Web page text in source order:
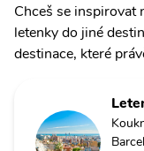
Chceš se inspirovat
letenky do jiné
destinace, které